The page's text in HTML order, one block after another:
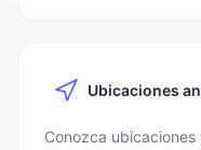
Ubicaciones
Conozca